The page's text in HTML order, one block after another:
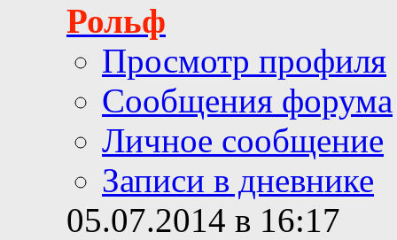
Рольф
Просмотр профиля
Сообщения форума
Личное сообщение
Записи в дневнике
05.07.2014 в 16:17